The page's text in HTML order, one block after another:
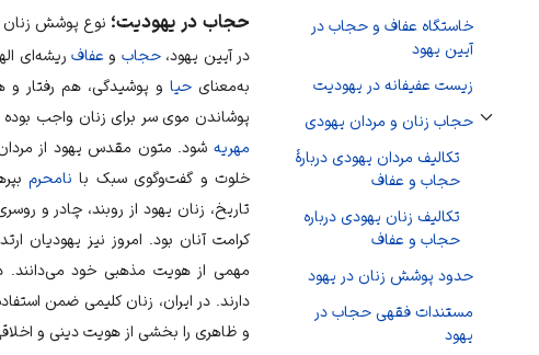
خاستگاه عفاف و حجاب در
آیین یهود
زیست عفیفانه در یهودیت
حجاب زنان و مردان یهودی
تغییر وضعیت زیربخش‌های حجاب زنان و مردان یهودی
تکالیف مردان یهودی دربارۀ
حجاب و عفاف
تکالیف زنان یهودی درباره
حجاب و عفاف
حدود پوشش زنان در یهود
مستندات فقهی حجاب در
یهود
حجاب در یهودیت؛ نوع پوشش زنان
در آیین یهود،حجاب و عفافریشه‌ای
به‌معنایحیا و پوشیدگی، هم رفتار
پوشاندن موی سر برای زنان واجب
مهریه شود. متون مقدس یهود از مردان
خلوت و گفت‌وگوی سبک با نامحرم
تاریخ، زنان یهود از روبند، چادر و
کرامت آنان بود. امروز نیز یهودیان
مهمی از هویت مذهبی خود می‌دانند.
دارند. در ایران، زنان کلیمی ضمن
و ظاهری را بخشی از هویت دینی و